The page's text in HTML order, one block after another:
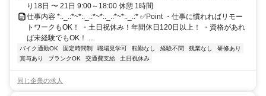
り18日 〜 21日 9:00～18:00 休憩 1時間
仕事内容 *:._.:*~*:._.:*~*:._.:*~*:._.:* ✅Point ・仕事に慣れればリモー
トワークもOK！ ・土日祝休み！年間休日120日以上！ ・資格があれ
ば未経験でもOK！ ...
バイク通勤OK 固定時間制 職場見学可 転勤なし 経験不問 残業なし
研修あり
賞与あり
ブランクOK 交通費支給 土日祝休み
同じ企業の求人